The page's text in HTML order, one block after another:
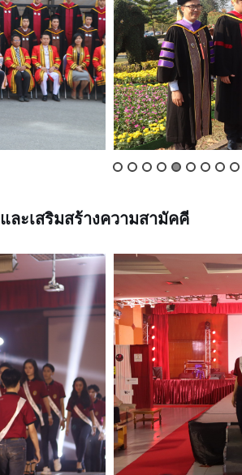
ละเสริมสร้างความสามัคคี